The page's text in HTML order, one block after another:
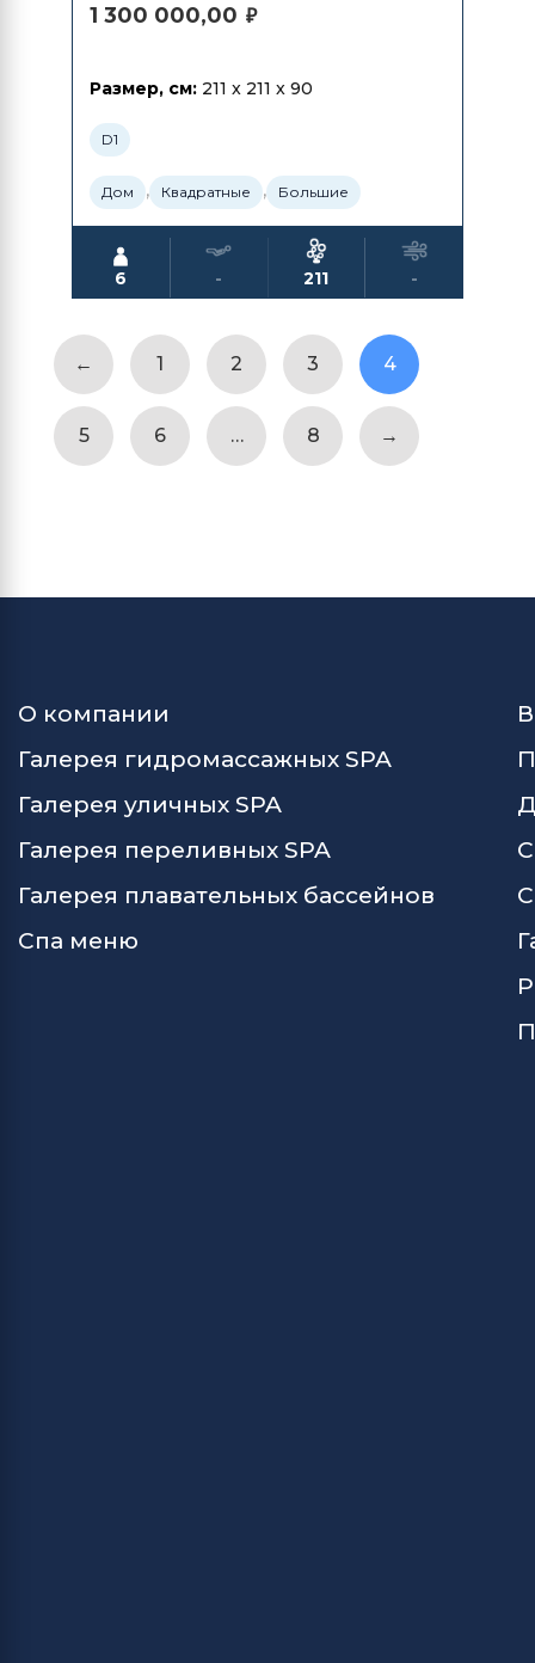
1 300 000,00 ₽
Размер, см: 211 x 211 x 90
D1
Дом , Квадратные , Большие
6 - 211 -
← 1 2 3 4
5 6 … 8 →
О компании
Галерея гидромассажных SPA
Галерея уличных SPA
Галерея переливных SPA
Галерея плавательных бассейнов
Спа меню